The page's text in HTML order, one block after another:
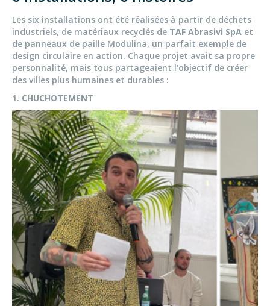
Les six installations ont été réalisées à partir de déchets
industriels, de matériaux recyclés de TAF Abrasivi SpA et
de panneaux de paille Modulina, un parfait exemple de
design circulaire en action. Chaque projet avait sa propre
personnalité, mais tous partageaient l'objectif de créer
des villes plus humaines et durables :
1. CHUCHOTEMENT